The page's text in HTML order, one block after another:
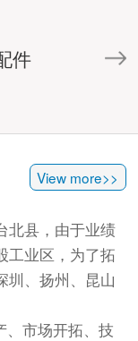
件
View more>>
北县，由于业绩
工业区，为了拓
圳、扬州、昆山
、市场开拓、技